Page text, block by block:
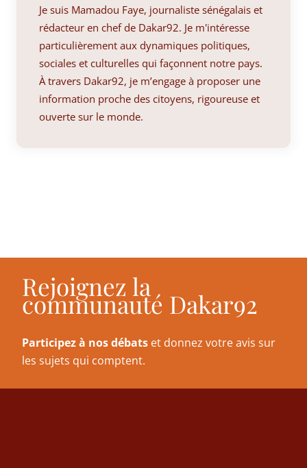
Je suis Mamadou Faye, journaliste sénégalais et
rédacteur en chef de Dakar92. Je m'intéresse
particulièrement aux dynamiques politiques,
sociales et culturelles qui façonnent notre pays.
À travers Dakar92, je m’engage à proposer une
information proche des citoyens, rigoureuse et
ouverte sur le monde.
Rejoignez la
communauté Dakar92
Participez à nos débats et donnez votre avis sur
les sujets qui comptent.